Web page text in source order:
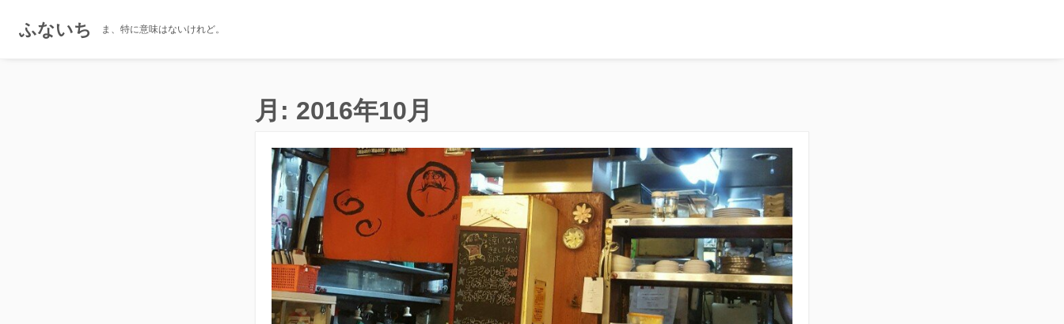
ふないち ま、特に意味はないけれど。
月: 2016年10月